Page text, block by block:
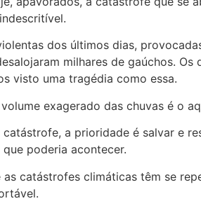
dos últimos dias,
milhares de gaúchos.
visto uma tragédia como essa.
exagerado das chuvas é o
a prioridade é salvar e
poderia acontecer.
as catástrofes climáticas têm se